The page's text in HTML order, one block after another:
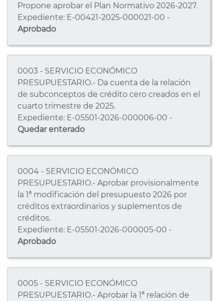
Propone aprobar el Plan Normativo 2026-2027.
Expediente: E-00421-2025-000021-00 -
Aprobado
0003 - SERVICIO ECONÓMICO
PRESUPUESTARIO.- Da cuenta de la relación
de subconceptos de crédito cero creados en el
cuarto trimestre de 2025.
Expediente: E-05501-2026-000006-00 -
Quedar enterado
0004 - SERVICIO ECONÓMICO
PRESUPUESTARIO.- Aprobar provisionalmente
la 1ª modificación del presupuesto 2026 por
créditos extraordinarios y suplementos de
créditos.
Expediente: E-05501-2026-000005-00 -
Aprobado
0005 - SERVICIO ECONÓMICO
PRESUPUESTARIO.- Aprobar la 1ª relación de